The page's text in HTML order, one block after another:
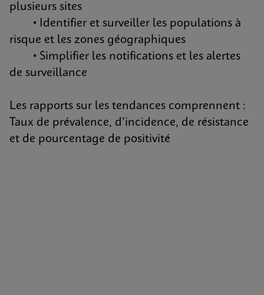
plusieurs sites
• Identifier et surveiller les populations à
risque et les zones géographiques
• Simplifier les notifications et les alertes
de surveillance
Les rapports sur les tendances comprennent :
Taux de prévalence, d’incidence, de résistance
et de pourcentage de positivité